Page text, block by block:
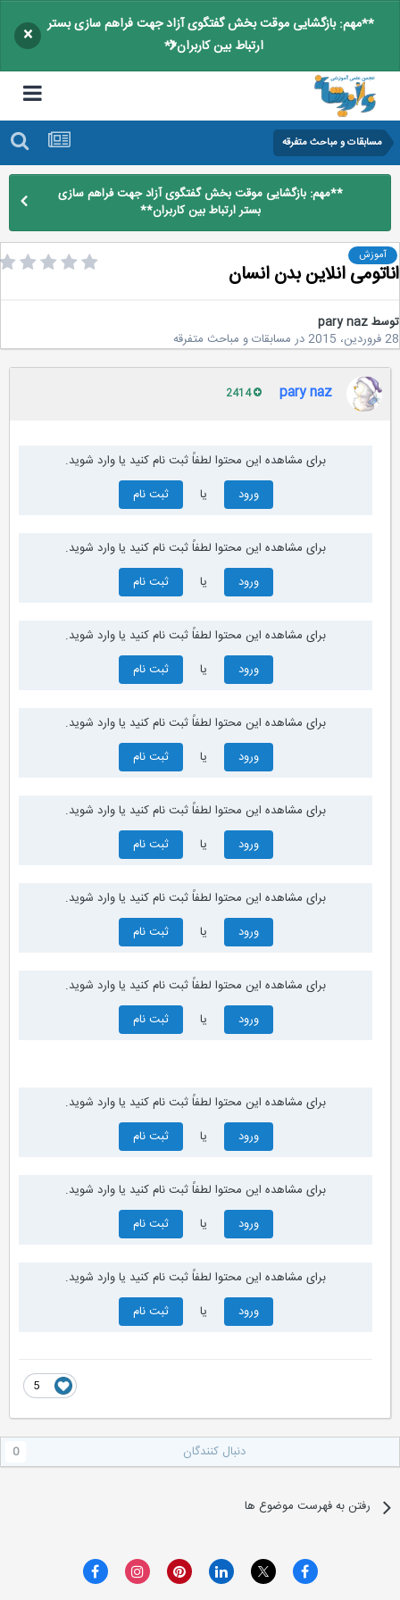
**مهم: بازگشایی موقت بخش گفتگوی آزاد جهت فراهم سازی بستر
ارتباط بین کاربران**
×
مسابقات و مباحث متفرقه
**مهم: بازگشایی موقت بخش گفتگوی آزاد جهت فراهم سازی
بستر ارتباط بین کاربران**
آموزش
انلاین بدن انسان
pary naz
درمسابقات و مباحث متفرقه
pary naz
برای مشاهده این محتوا لطفاً ثبت نام کنید یا وارد شوید.
ورود
ثبت نام
برای مشاهده این محتوا لطفاً ثبت نام کنید یا وارد شوید.
ورود
ثبت نام
برای مشاهده این محتوا لطفاً ثبت نام کنید یا وارد شوید.
ورود
ثبت نام
برای مشاهده این محتوا لطفاً ثبت نام کنید یا وارد شوید.
ورود
ثبت نام
برای مشاهده این محتوا لطفاً ثبت نام کنید یا وارد شوید.
ورود
ثبت نام
برای مشاهده این محتوا لطفاً ثبت نام کنید یا وارد شوید.
ورود
ثبت نام
برای مشاهده این محتوا لطفاً ثبت نام کنید یا وارد شوید.
ورود
ثبت نام
برای مشاهده این محتوا لطفاً ثبت نام کنید یا وارد شوید.
ورود
ثبت نام
برای مشاهده این محتوا لطفاً ثبت نام کنید یا وارد شوید.
ورود
ثبت نام
برای مشاهده این محتوا لطفاً ثبت نام کنید یا وارد شوید.
ورود
ثبت نام
دنبال کنندگان
رفتن به فهرست موضوع ها